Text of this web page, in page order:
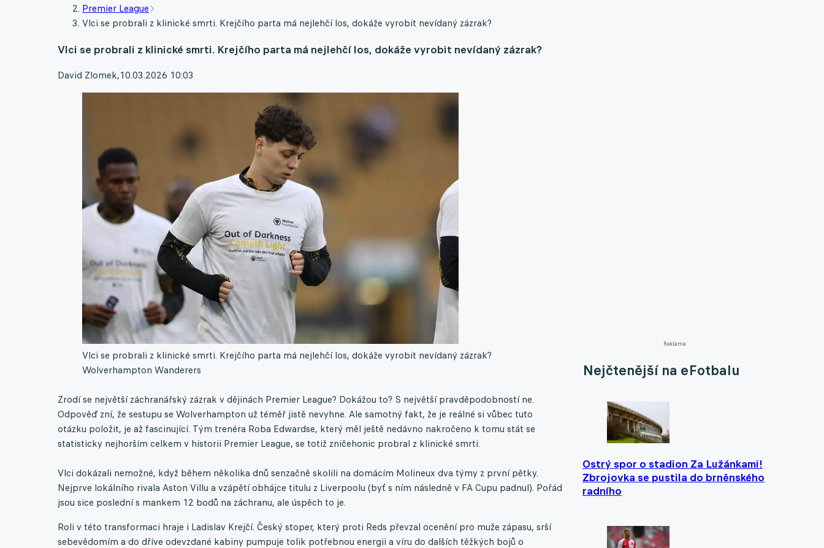
Reklama
Nejčtenější na eFotbalu
Ostrý spor o stadion Za Lužánkami!
Zbrojovka se pustila do brněnského
radního
Premier League
Vlci se probrali z klinické smrti. Krejčího parta má nejlehčí los, dokáže vyrobit nevídaný zázrak?
Vlci se probrali z klinické smrti. Krejčího parta má nejlehčí los, dokáže vyrobit nevídaný zázrak?
David Zlomek,10.03.2026 10:03
Vlci se probrali z klinické smrti. Krejčího parta má nejlehčí los, dokáže vyrobit nevídaný zázrak?
Wolverhampton Wanderers
Zrodí se největší záchranářský zázrak v dějinách Premier League? Dokážou to? S největší pravděpodobností ne.
Odpověď zní, že sestupu se Wolverhampton už téměř jistě nevyhne. Ale samotný fakt, že je reálné si vůbec tuto
otázku položit, je až fascinující. Tým trenéra Roba Edwardse, který měl ještě nedávno nakročeno k tomu stát se
statisticky nejhorším celkem v historii Premier League, se totiž zničehonic probral z klinické smrti.
Vlci dokázali nemožné, když během několika dnů senzačně skolili na domácím Molineux dva týmy z první pětky.
Nejprve lokálního rivala Aston Villu a vzápětí obhájce titulu z Liverpoolu (byť s ním následně v FA Cupu padnul). Pořád
jsou sice poslední s mankem 12 bodů na záchranu, ale úspěch to je.
Roli v této transformaci hraje i Ladislav Krejčí. Český stoper, který proti Reds převzal ocenění pro muže zápasu, srší
sebevědomím a do dříve odevzdané kabiny pumpuje tolik potřebnou energii a víru do dalších těžkých bojů o